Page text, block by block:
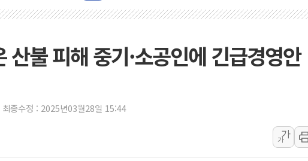
트럼프, 백신·자폐증 행정명령 검토…"이르면 다음
이란 핵심 원유 수출항 '하르그섬', 최근 1주일 이상 '
美 고용 쇼크에 엔화 장중 급등…시장은 "또 개입했나"
[사진] 이슬람 수니파 3개국, 공동방위협정 체결
뉴욕증시 개장 전 특징주...아틀라시안·클라우드플
불 피해 중기·소공인에 긴급경영안
최종수정 : 2025년03월28일 15:44
가
가